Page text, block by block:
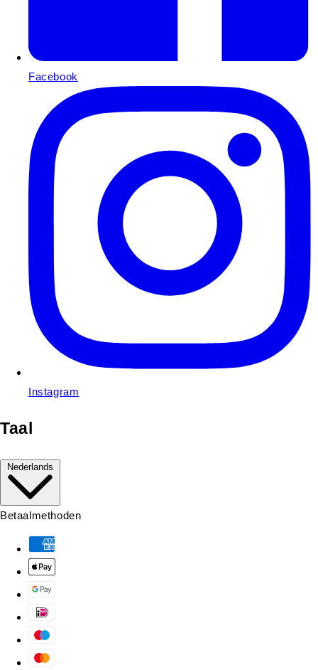
Facebook
Instagram
Taal
Nederlands
Betaalmethoden